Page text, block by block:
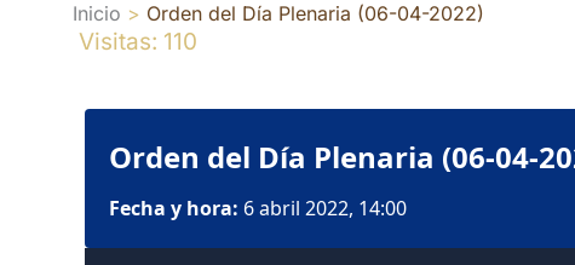
Inicio Orden del Día Plenaria (06-04-2022)
Visitas: 110
Orden del Día Plenaria (06-04-
Fecha y hora: 6 abril 2022, 14:00